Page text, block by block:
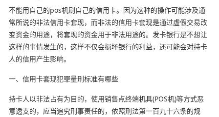
不能用自己的pos机刷自己的信用卡。因为这种的操作可能涉及通
常所说的非法信用卡套现，而非法的信用卡套现是通过虚假交易改
变资金的用途，将套现的资金用于非法用途的。发卡银行是不想让
这样的事情发生的，这样不仅会损坏银行的利益，还可能会对持卡
人的信用产生影响。
一、信用卡套现犯罪量刑标准有哪些
持卡人以非法占有为目的，使用销售点终端机具(POS机)等方式恶
意透支的，应当追究刑事责任的，依照刑法第一百九十六条的规